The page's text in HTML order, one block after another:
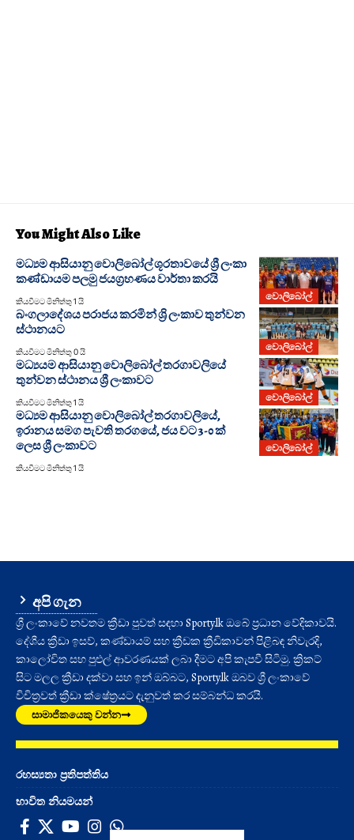
You Might Also Like
වොලිබෝල්
මධ්‍යම ආසියානු වොලිබෝල් ශූරතාවයේ ශ්‍රී ලංකා
කණ්ඩායම පලමු ජයග්‍රහණය වාර්තා කරයි
කියවීමට මිනිත්තු 1 යි
වොලිබෝල්
බංගලාදේශය පරාජය කරමින් ශ්‍රි ලංකාව තුන්වන
ස්ථානයට
කියවීමට මිනිත්තු 0 යි
වොලිබෝල්
මධ්‍යයම ආසියානු වොලිබෝල් තරගාවලියේ
තුන්වන ස්ථානය ශ්‍රී ලංකාවට
කියවීමට මිනිත්තු 1 යි
වොලිබෝල්
මධ්‍යම ආසියානු වොලිබෝල් තරගාවලියේ,
ඉරානය සමග පැවති තරගයේ, ජය වට 3-0 ක්
ලෙස ශ්‍රී ලංකාවට
කියවීමට මිනිත්තු 1 යි
අපි ගැන
ශ්‍රී ලංකාවේ නවතම ක්‍රීඩා පුවත් සඳහා Sporty.lk ඔබේ ප්‍රධාන වේදිකාවයි.
දේශීය ක්‍රීඩා ඉසව්, කණ්ඩායම් සහ ක්‍රීඩක ක්‍රීඩිකාවන් පිළිබඳ නිවැරදි,
කාලෝචිත සහ පුළුල් ආවරණයක් ලබා දීමට අපි කැපවී සිටිමු. ක්‍රිකට්
සිට මලල ක්‍රීඩා දක්වා සහ ඉන් ඔබ්බට, Sporty.lk ඔබව ශ්‍රී ලංකාවේ
විචිත්‍රවත් ක්‍රීඩා ක්ෂේත්‍රයට දැනුවත් කර සම්බන්ධ කරයි.
සාමාජිකයෙකු වන්න
රහස්‍යතා ප්‍රතිපත්තිය
භාවිත නියමයන්